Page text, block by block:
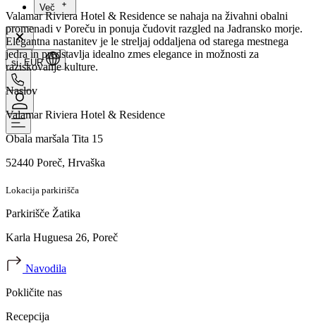
Več
si, EUR
Valamar Riviera Hotel & Residence se nahaja na živahni obalni
promenadi v Poreču in ponuja čudovit razgled na Jadransko morje.
Elegantna nastanitev je le streljaj oddaljena od starega mestnega
jedra in predstavlja idealno zmes elegance in možnosti za
raziskovanje kulture.
Naslov
Valamar Riviera Hotel & Residence
Obala maršala Tita 15
52440 Poreč, Hrvaška
Lokacija parkirišča
Parkirišče Žatika
Karla Huguesa 26, Poreč
Navodila
Pokličite nas
Recepcija